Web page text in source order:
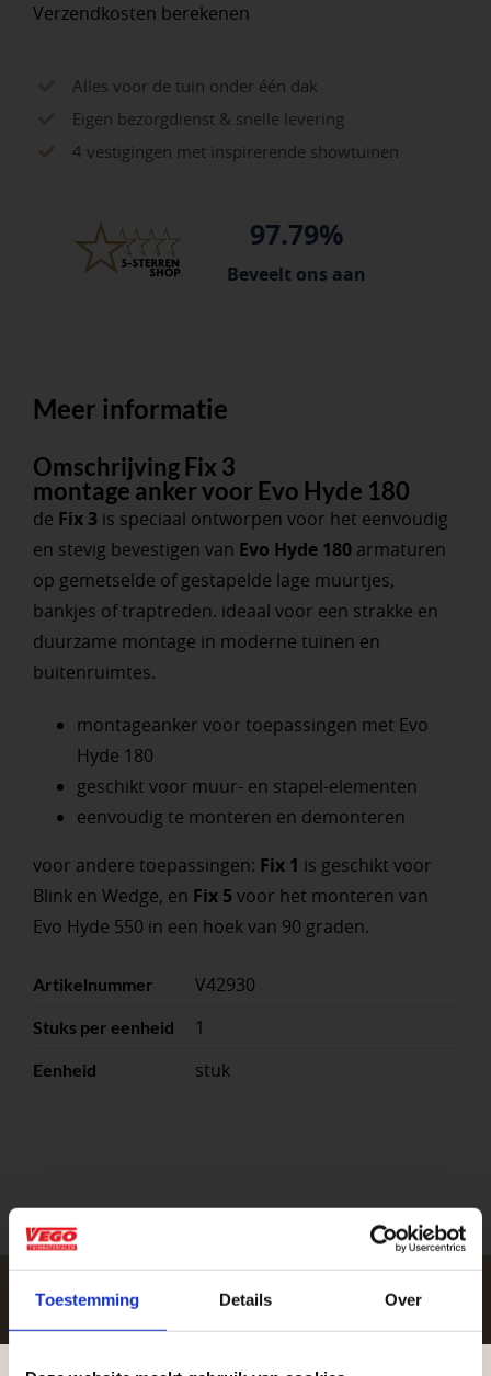
Toestemming Details Over
Verzendkosten berekenen
Alles voor de tuin onder één dak
Eigen bezorgdienst & snelle levering
4 vestigingen met inspirerende showtuinen
97.79%
Beveelt ons aan
Meer informatie
Omschrijving Fix 3
montage anker voor Evo Hyde 180
de Fix 3is speciaal ontworpen voor het eenvoudig
en stevig bevestigen van Evo Hyde 180armaturen
op gemetselde of gestapelde lage muurtjes,
bankjes of traptreden. ideaal voor een strakke en
duurzame montage in moderne tuinen en
buitenruimtes.
montageanker voor toepassingen met Evo
Hyde 180
geschikt voor muur- en stapel-elementen
eenvoudig te monteren en demonteren
voor andere toepassingen: Fix 1 is geschikt voor
Blink en Wedge, en Fix 5 voor het monteren van
Evo Hyde 550 in een hoek van 90 graden.
Artikelnummer V42930
Stuks per eenheid 1
Eenheid stuk